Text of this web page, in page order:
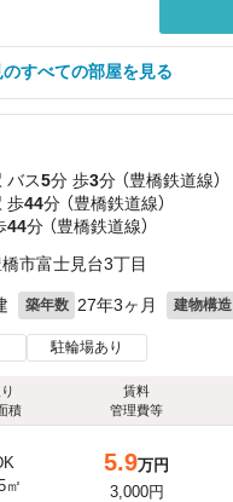
すべての部屋を見る
バス5分 歩3分 （豊橋鉄道線）
歩44分 （豊橋鉄道線）
44分 （豊橋鉄道線）
市富士見台3丁目
築年数 27年3ヶ月 建物構造
駐輪場あり
積
賃料
管理費等
㎡
5.9万円
3,000円